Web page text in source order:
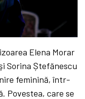
Elena Morar
Sorina Ștefănescu
feminină, într-
Povestea, care se